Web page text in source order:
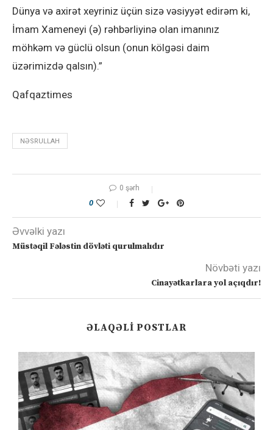
Dünya və axirət xeyriniz üçün sizə vəsiyyət edirəm ki,
İmam Xameneyi (ə) rəhbərliyinə olan imanınız
möhkəm və güclü olsun (onun kölgəsi daim
üzərimizdə qalsın).”
Qafqaztimes
NƏSRULLAH
0 şərh
0
Əvvəlki yazı
Müstəqil Fələstin dövləti qurulmalıdır
Növbəti yazı
Cinayətkarlara yol açıqdır!
ƏLAQƏLI POSTLAR